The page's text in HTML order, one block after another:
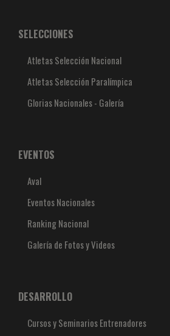
SELECCIONES
Atletas Selección Nacional
Atletas Selección Paralímpica
Glorias Nacionales - Galería
EVENTOS
Aval
Eventos Nacionales
Ranking Nacional
Galería de Fotos y Videos
DESARROLLO
Cursos y Seminarios Entrenadores